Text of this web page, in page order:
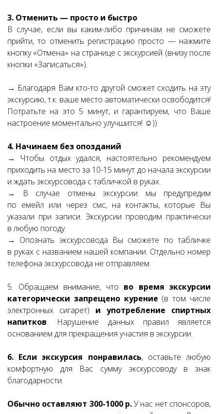
3. Отменить — просто и быстро
В случае, если вы каким-либо причинам не сможете
прийти, то отменить регистрацию просто — нажмите
кнопку «Отмена» на странице с экскурсией (внизу после
кнопки «Записаться»).
→ Благодаря Вам кто-то другой сможет сходить на эту
экскурсию, т.к. ваше место автоматически освободится!
Потратьте на это 5 минут, и гарантируем, что Ваше
настроение моментально улучшится! ☺))
4. Начинаем без опозданий
→ Чтобы отдых удался, настоятельно рекомендуем
приходить на место за 10-15 минут до начала экскурсии
и ждать экскурсовода с табличкой в руках.
→ В случае отмены экскурсии мы предупредим
по емейл или через смс, на контакты, которые Вы
указали при записи. Экскурсии проводим практически
в любую погоду.
→ Опознать экскурсовода Вы сможете по табличке
в руках с названием нашей компании. Отдельно номер
телефона экскурсовода не отправляем.
5. Обращаем внимание, что во время экскурсии
категорически запрещено курение (в том числе
электронных сигарет) и употребление спиртных
напитков. Нарушение данных правил является
основанием для прекращения участия в экскурсии.
6. Если экскурсия понравилась, оставьте любую
комфортную для Вас сумму экскурсоводу в знак
благодарности.
Обычно оставляют 300-1000 р.У нас нет спонсоров,